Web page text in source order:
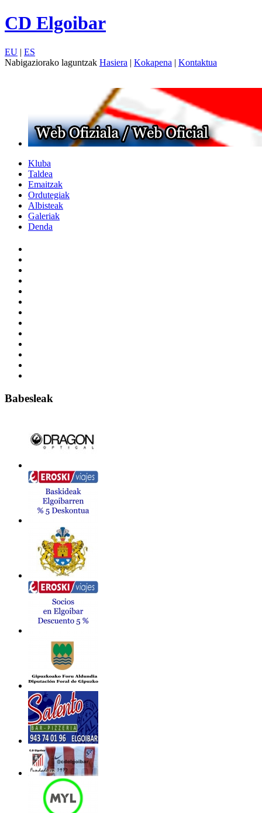
CD Elgoibar
EU | ES
Nabigaziorako laguntzak Hasiera | Kokapena | Kontaktua
Kluba
Taldea
Emaitzak
Ordutegiak
Albisteak
Galeriak
Denda
Babesleak